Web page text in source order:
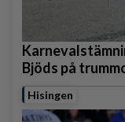
Bjöds på
Hisingen